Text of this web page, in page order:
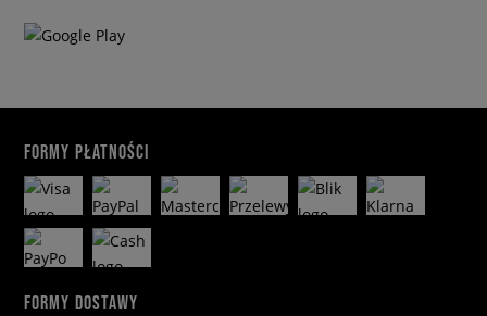
FORMY PŁATNOŚCI
FORMY DOSTAWY